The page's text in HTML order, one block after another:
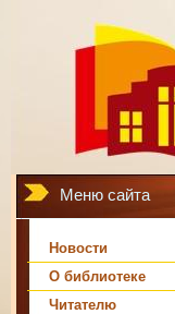
Меню сайта
Новости
О библиотеке
Читателю